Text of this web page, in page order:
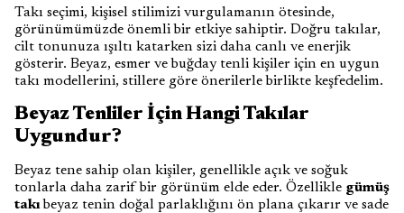
Takı seçimi, kişisel stilimizi vurgulamanın ötesinde,
görünümümüzde önemli bir etkiye sahiptir. Doğru takılar,
cilt tonunuza ışıltı katarken sizi daha canlı ve enerjik
gösterir. Beyaz, esmer ve buğday tenli kişiler için en uygun
takı modellerini, stillere göre önerilerle birlikte keşfedelim.
Beyaz Tenliler İçin Hangi Takılar
Uygundur?
Beyaz tene sahip olan kişiler, genellikle açık ve soğuk
tonlarla daha zarif bir görünüm elde eder. Özellikle gümüş
takıbeyaz tenin doğal parlaklığını ön plana çıkarır ve sade